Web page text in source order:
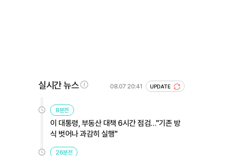
실시간 뉴스 08.07 20:41 UPDATE
8분전
이 대통령, 부동산 대책 6시간 점검…"기존 방
식 벗어나 과감히 실행"
26분전